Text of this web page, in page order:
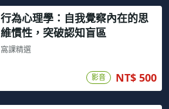
行為心理學：自我覺察內在的思
維慣性，突破認知盲區
窩課精選
影音 NT$ 500